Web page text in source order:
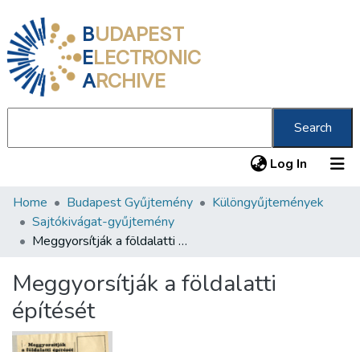
BUDAPEST
ELECTRONIC
ARCHIVE
Search
Log In (current)
Communities & Collections
All of DSpace
About us
Home Budapest Gyűjtemény
Különgyűjtemények
Sajtókivágat-gyűjtemény
Meggyorsítják a földalatti építését
Meggyorsítják a földalatti
építését